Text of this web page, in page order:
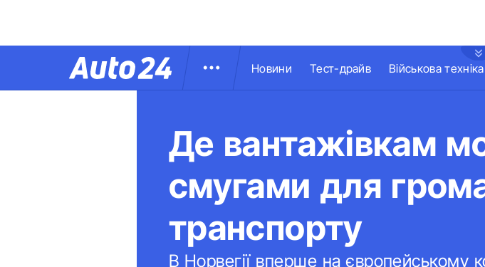
Новини Тест-драйв Військова техніка
Де вантажівкам
смугами для
транспорту
В Норвегії вперше на європейському